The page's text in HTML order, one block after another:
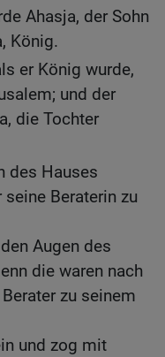
Ahasja, der Sohn
König.
er König wurde,
und der
die Tochter
des Hauses
Beraterin zu
Augen des
die waren nach
zu seinem
und zog mit